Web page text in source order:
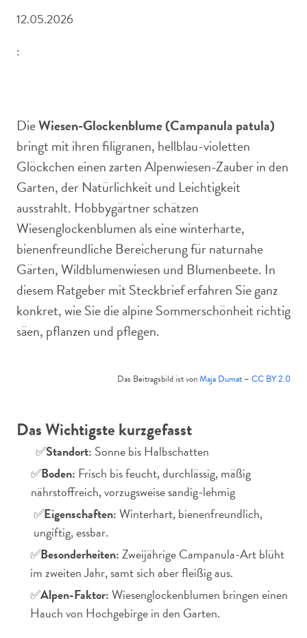
12.05.2026
:
DieWiesen-Glockenblume (Campanula patula)
bringt mit ihren filigranen, hellblau-violetten
Glöckchen einen zarten Alpenwiesen-Zauber in den
Garten, der Natürlichkeit und Leichtigkeit
ausstrahlt. Hobbygärtner schätzen
Wiesenglockenblumen als eine winterharte,
bienenfreundliche Bereicherung für naturnahe
Gärten, Wildblumenwiesen und Blumenbeete. In
diesem Ratgeber mit Steckbrief erfahren Sie ganz
konkret, wie Sie die alpine Sommerschönheit richtig
säen, pflanzen und pflegen.
Das Beitragsbild ist vonMaja Dumat – CC BY 2.0
Das Wichtigste kurzgefasst
✅Standort: Sonne bis Halbschatten
✅Boden: Frisch bis feucht, durchlässig, mäßig
nährstoffreich, vorzugsweise sandig-lehmig
✅Eigenschaften:Winterhart, bienenfreundlich,
ungiftig, essbar.
✅Besonderheiten:Zweijährige Campanula-Art blüht
im zweiten Jahr, samt sich aber fleißig aus.
✅Alpen-Faktor:Wiesenglockenblumen bringen einen
Hauch von Hochgebirge in den Garten.